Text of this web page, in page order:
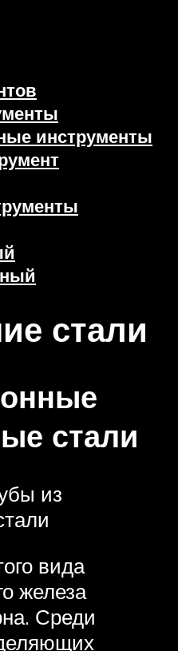
инструменты
стали
стали
из
вида
железа
Среди